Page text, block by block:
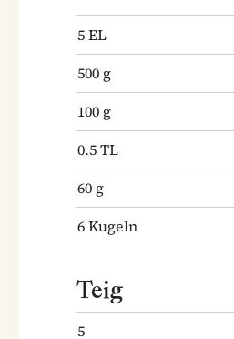
5EL
500 g
100 g
0.5TL
60 g
6Kugeln
Teig
5